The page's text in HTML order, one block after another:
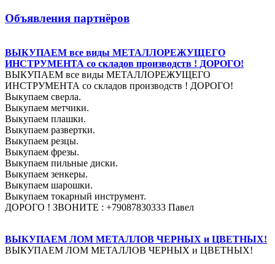
Объявления партнёров
ВЫКУПАЕМ все виды МЕТАЛЛОРЕЖУЩЕГО
ИНСТРУМЕНТА со складов производств ! ДОРОГО!
ВЫКУПАЕМ все виды МЕТАЛЛОРЕЖУЩЕГО
ИНСТРУМЕНТА со складов производств ! ДОРОГО!
Выкупаем сверла.
Выкупаем метчики.
Выкупаем плашки.
Выкупаем развертки.
Выкупаем резцы.
Выкупаем фрезы.
Выкупаем пильные диски.
Выкупаем зенкеры.
Выкупаем шарошки.
Выкупаем токарный инструмент.
ДОРОГО ! ЗВОНИТЕ : +79087830333 Павел
ВЫКУПАЕМ ЛОМ МЕТАЛЛОВ ЧЕРНЫХ и ЦВЕТНЫХ!
ВЫКУПАЕМ ЛОМ МЕТАЛЛОВ ЧЕРНЫХ и ЦВЕТНЫХ!